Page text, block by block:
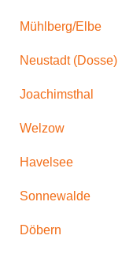
Mühlberg/Elbe
Neustadt (Dosse)
Joachimsthal
Welzow
Havelsee
Sonnewalde
Döbern